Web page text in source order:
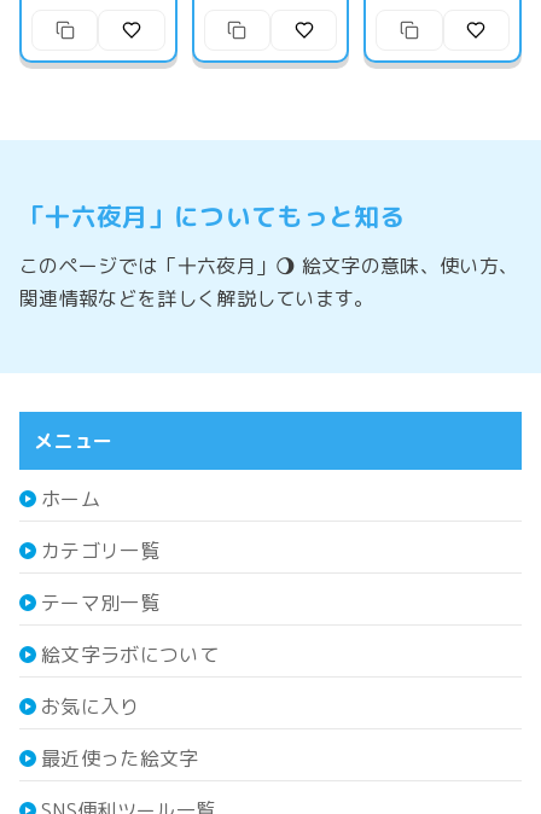
「十六夜月」についてもっと知る
このページでは「十六夜月」🌖 絵文字の意味、使い方、
関連情報などを詳しく解説しています。
メニュー
ホーム
カテゴリ一覧
テーマ別一覧
絵文字ラボについて
お気に入り
最近使った絵文字